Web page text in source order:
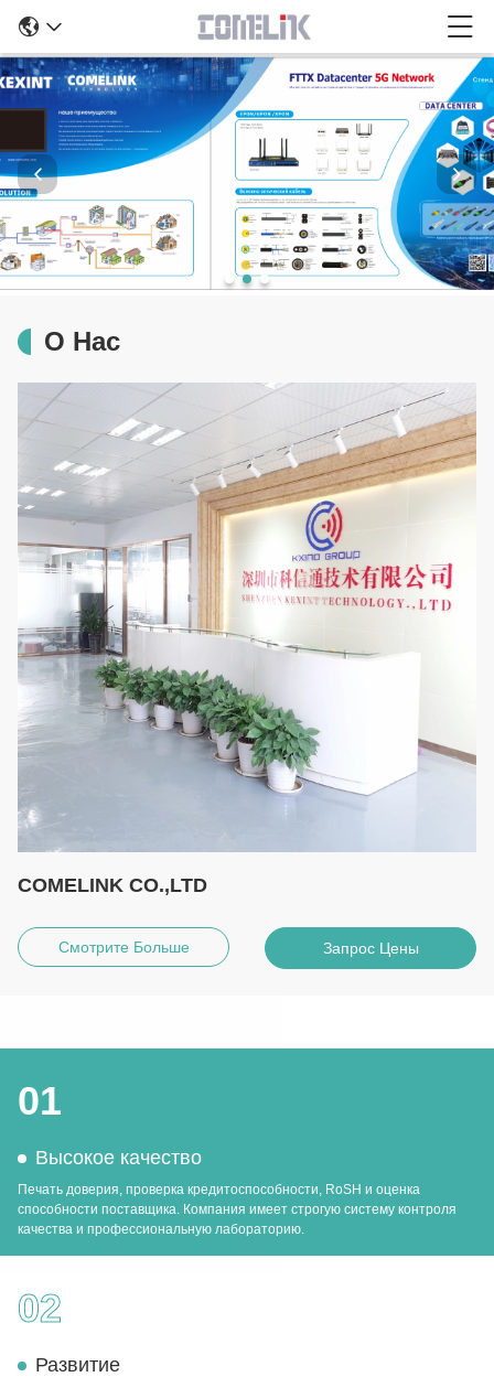
О Нас
COMELINK CO.,LTD
Смотрите Больше Запрос Цены
01
Высокое качество
Печать доверия, проверка кредитоспособности, RoSH и оценка
способности поставщика. Компания имеет строгую систему контроля
качества и профессиональную лабораторию.
02
Развитие